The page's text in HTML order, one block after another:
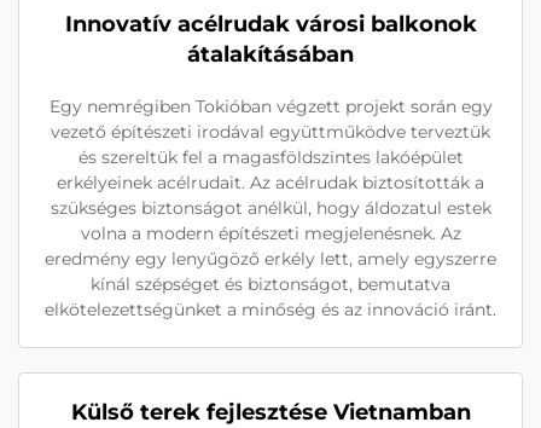
Innovatív acélrudak városi balkonok
átalakításában
Egy nemrégiben Tokióban végzett projekt során egy
vezető építészeti irodával együttműködve terveztük
és szereltük fel a magasföldszintes lakóépület
erkélyeinek acélrudait. Az acélrudak biztosították a
szükséges biztonságot anélkül, hogy áldozatul estek
volna a modern építészeti megjelenésnek. Az
eredmény egy lenyűgöző erkély lett, amely egyszerre
kínál szépséget és biztonságot, bemutatva
elkötelezettségünket a minőség és az innováció iránt.
Külső terek fejlesztése Vietnamban